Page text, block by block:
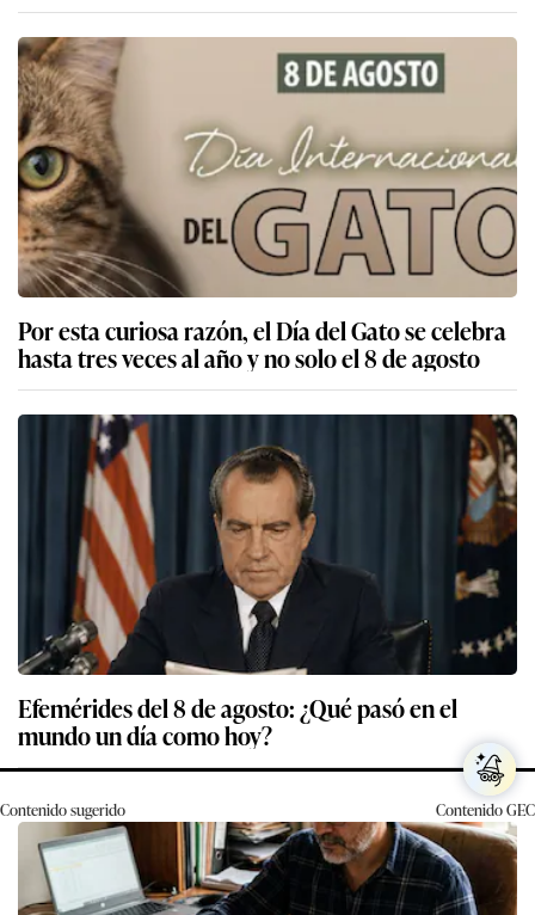
Por esta curiosa razón, el Día del Gato se celebra
hasta tres veces al año y no solo el 8 de agosto
Efemérides del 8 de agosto: ¿Qué pasó en el
mundo un día como hoy?
Contenido sugerido ContenidoGEC